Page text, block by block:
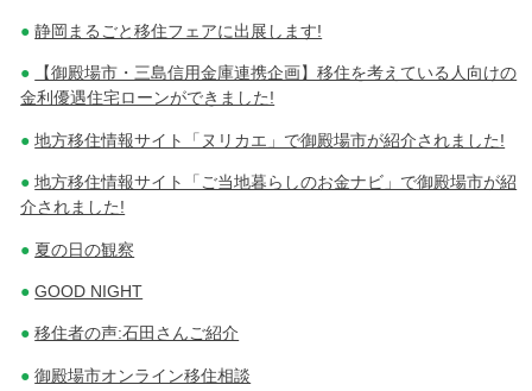
静岡まるごと移住フェアに出展します!
【御殿場市・三島信用金庫連携企画】移住を考えている人向けの
金利優遇住宅ローンができました!
地方移住情報サイト「ヌリカエ」で御殿場市が紹介されました!
地方移住情報サイト「ご当地暮らしのお金ナビ」で御殿場市が紹
介されました!
夏の日の観察
GOOD NIGHT
移住者の声:石田さんご紹介
御殿場市オンライン移住相談